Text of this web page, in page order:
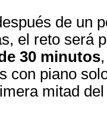
de un
el reto será
30 minutos
con piano
mitad